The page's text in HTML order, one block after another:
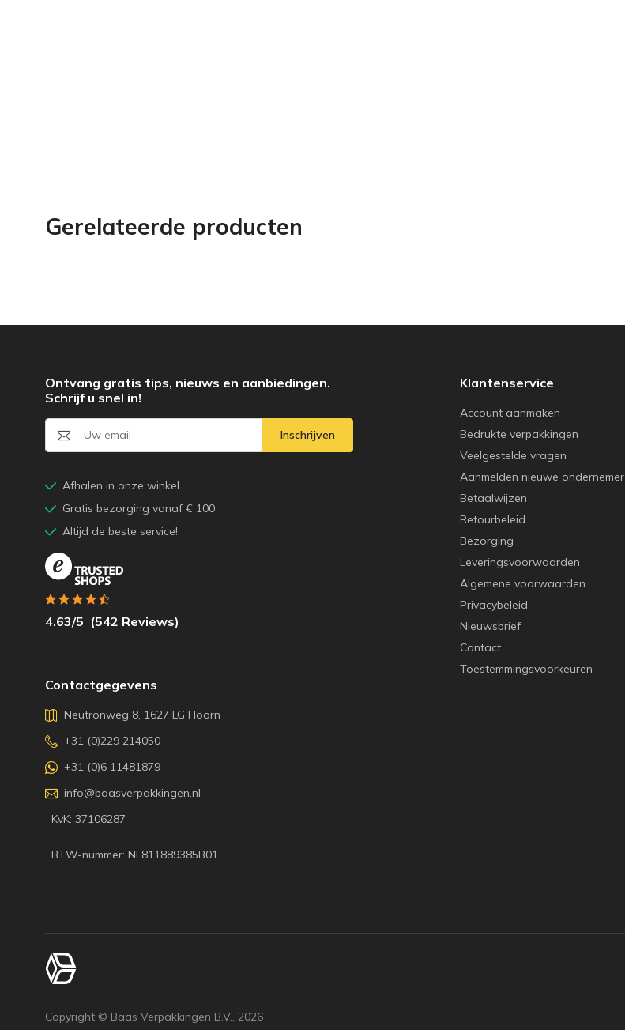
Gerelateerde producten
Klantenservice
Account aanmaken
Bedrukte verpakkingen
Veelgestelde vragen
Aanmelden nieuwe ondernemer
Betaalwijzen
Retourbeleid
Bezorging
Leveringsvoorwaarden
Algemene voorwaarden
Privacybeleid
Nieuwsbrief
Contact
Toestemmingsvoorkeuren
Contactgegevens
Neutronweg 8, 1627 LG Hoorn
+31 (0)229 214050
+31 (0)6 11481879
info@baasverpakkingen.nl
KvK: 37106287
BTW-nummer: NL811889385B01
Ontvang gratis tips, nieuws en aanbiedingen.
Schrijf u snel in!
Inschrijven
Afhalen in onze winkel
Gratis bezorging vanaf € 100
Altijd de beste service!
4.63/5 (542 Reviews)
Copyright © Baas Verpakkingen B.V., 2026